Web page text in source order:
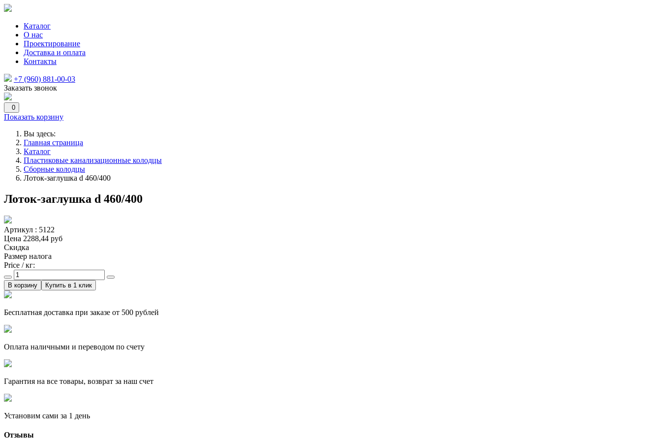
Каталог
О нас
Проектирование
Доставка и оплата
Контакты
+7 (960) 881-00-03
Заказать звонок
0
Показать корзину
Вы здесь:
Главная страница
Каталог
Пластиковые канализационные колодцы
Сборные колодцы
Лоток-заглушка d 460/400
Лоток-заглушка d 460/400
Артикул : 5122
Цена 2288,44 руб
Скидка
Размер налога
Price / кг:
Купить в 1 клик
Бесплатная доставка при заказе от 500 рублей
Оплата наличными и переводом по счету
Гарантия на все товары, возврат за наш счет
Установим сами за 1 день
Отзывы